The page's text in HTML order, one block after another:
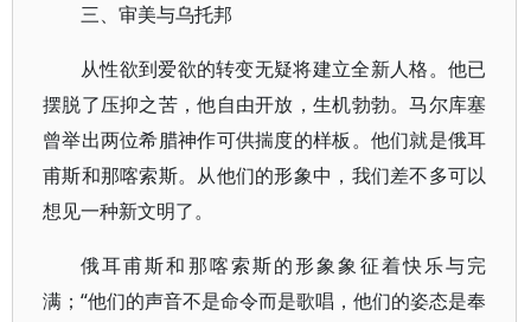
三、审美与乌托邦
从性欲到爱欲的转变无疑将建立全新人格。他已
摆脱了压抑之苦，他自由开放，生机勃勃。马尔库塞
曾举出两位希腊神作可供揣度的样板。他们就是俄耳
甫斯和那喀索斯。从他们的形象中，我们差不多可以
想见一种新文明了。
俄耳甫斯和那喀索斯的形象象征着快乐与完
满；“他们的声音不是命令而是歌唱，他们的姿态是奉